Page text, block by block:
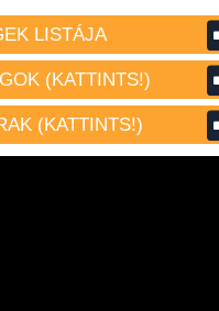
LISTÁJA
(KATTINTS!)
(KATTINTS!)